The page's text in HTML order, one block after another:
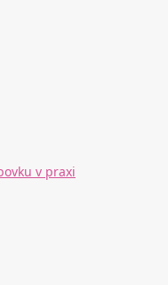
v praxi